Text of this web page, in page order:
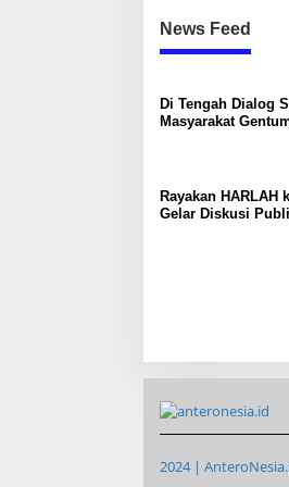
News Feed
Di Tengah Dialog
Masyarakat
Rayakan HARLAH
Gelar Diskusi
2024 |